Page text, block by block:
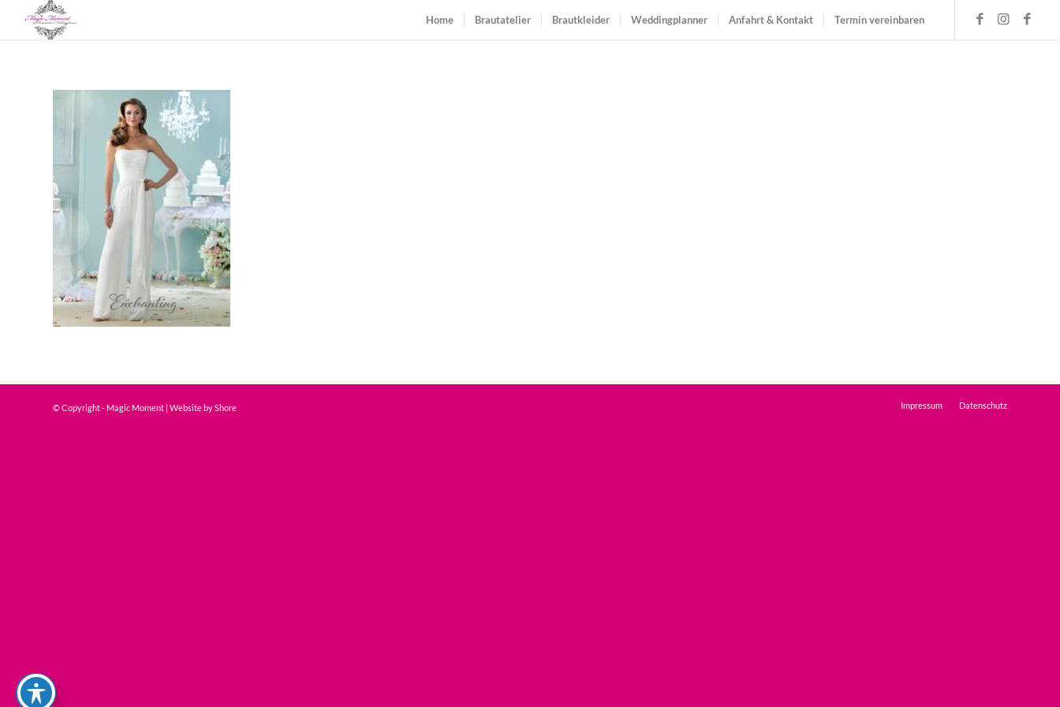
Home Brautatelier Brautkleider Weddingplanner Anfahrt & Kontakt Termin vereinbaren
© Copyright - Magic Moment | Website byShore Impressum Datenschutz